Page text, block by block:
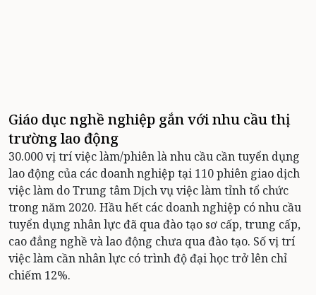
Giáo dục nghề nghiệp gắn với nhu cầu thị
trường lao động
30.000 vị trí việc làm/phiên là nhu cầu cần tuyển dụng
lao động của các doanh nghiệp tại 110 phiên giao dịch
việc làm do Trung tâm Dịch vụ việc làm tỉnh tổ chức
trong năm 2020. Hầu hết các doanh nghiệp có nhu cầu
tuyển dụng nhân lực đã qua đào tạo sơ cấp, trung cấp,
cao đẳng nghề và lao động chưa qua đào tạo. Số vị trí
việc làm cần nhân lực có trình độ đại học trở lên chỉ
chiếm 12%.